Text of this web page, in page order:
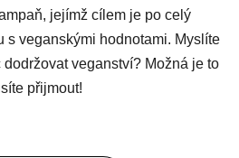
jejímž cílem je po celý
s veganskými hodnotami. Myslíte
veganství? Možná je to
přijmout!